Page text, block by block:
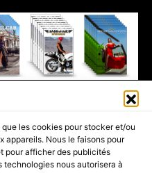
les cookies pour stocker et/ou
appareils. Nous le faisons pour
pour afficher des publicités
nous autorisera à
EDITOR - ADVERTISING